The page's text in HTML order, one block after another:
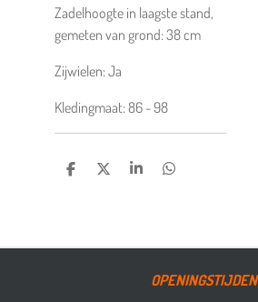
Zadelhoogte in laagste stand,
gemeten van grond:38cm
Zijwielen:Ja
Kledingmaat:86 - 98
DELENDEEL SHAREDELEN
OPENINGSTIJDEN